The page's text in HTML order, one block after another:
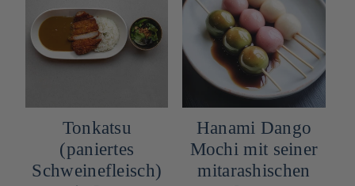
Tonkatsu
(paniertes
Schweinefleisch)
Hanami Dango
Mochi mit seiner
mitarashischen